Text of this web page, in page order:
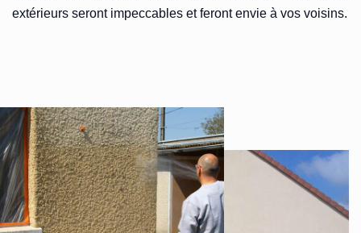
extérieurs seront impeccables et feront envie à vos voisins.